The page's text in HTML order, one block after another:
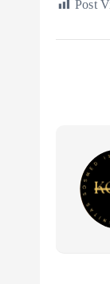
Post